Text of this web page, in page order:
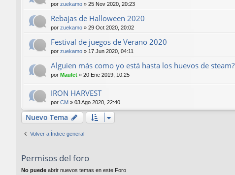
por zuekamo » 25 Nov 2020, 20:23
Rebajas de Halloween 2020
por zuekamo » 29 Oct 2020, 20:02
Festival de juegos de Verano 2020
por zuekamo » 17 Jun 2020, 04:11
Alguien más como yo está hasta los huevos de steam?
por Maulet » 20 Ene 2019, 10:25
IRON HARVEST
por CM » 03 Ago 2020, 22:40
Nuevo Tema
Volver a Índice general
Permisos del foro
No puede abrir nuevos temas en este Foro